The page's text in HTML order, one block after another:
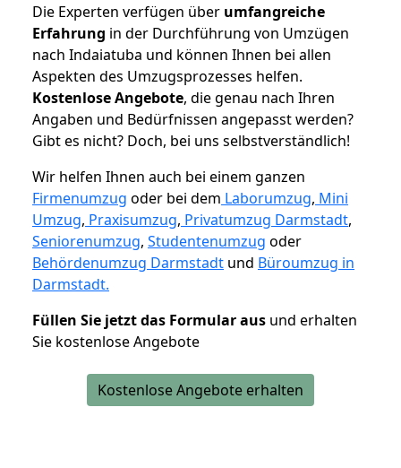
Die Experten verfügen über umfangreiche
Erfahrung in der Durchführung von Umzügen
nach Indaiatuba und können Ihnen bei allen
Aspekten des Umzugsprozesses helfen.
Kostenlose Angebote, die genau nach Ihren
Angaben und Bedürfnissen angepasst werden?
Gibt es nicht? Doch, bei uns selbstverständlich!
Wir helfen Ihnen auch bei einem ganzen
Firmenumzug oder bei dem Laborumzug, Mini
Umzug, Praxisumzug, Privatumzug Darmstadt,
Seniorenumzug, Studentenumzug oder
Behördenumzug Darmstadt und Büroumzug in
Darmstadt.
Füllen Sie jetzt das Formular aus und erhalten
Sie kostenlose Angebote
Kostenlose Angebote erhalten